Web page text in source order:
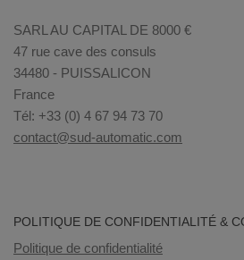
SARL AU CAPITAL DE 8000 €
47 rue cave des consuls
34480 - PUISSALICON
France
Tél: +33 (0) 4 67 94 73 70
contact@sud-automatic.com
POLITIQUE DE CONFIDENTIALITÉ &
Politique de confidentialité